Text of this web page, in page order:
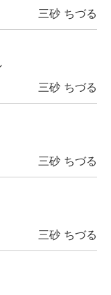
三砂 ちづる
三砂 ちづる
三砂 ちづる
三砂 ちづる